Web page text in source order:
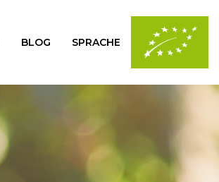
BLOG SPRACHE